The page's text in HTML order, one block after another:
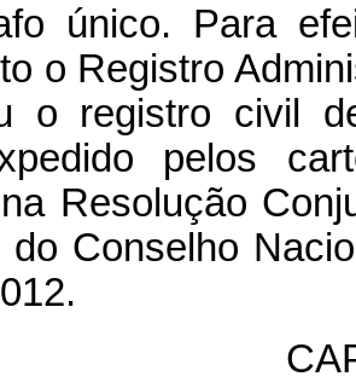
único. Para
o Registro
o registro civil
pelos
Resolução
Conselho